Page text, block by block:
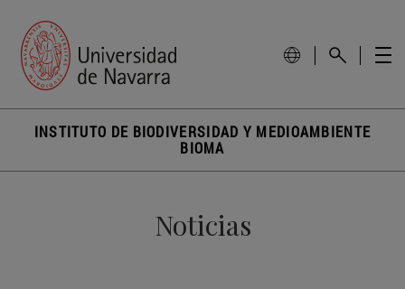
INSTITUTO DE BIODIVERSIDAD Y MEDIOAMBIENTE
BIOMA
Noticias